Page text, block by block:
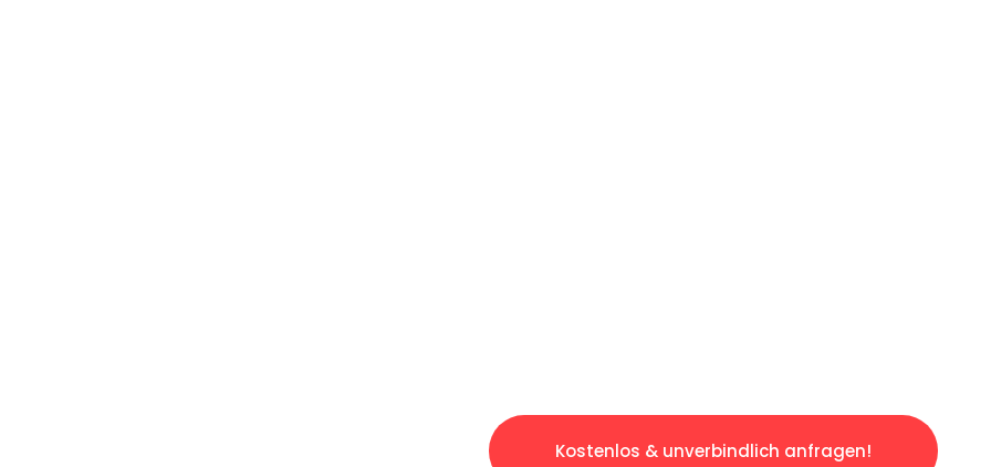
Kostenlos & unverbindlich anfragen!